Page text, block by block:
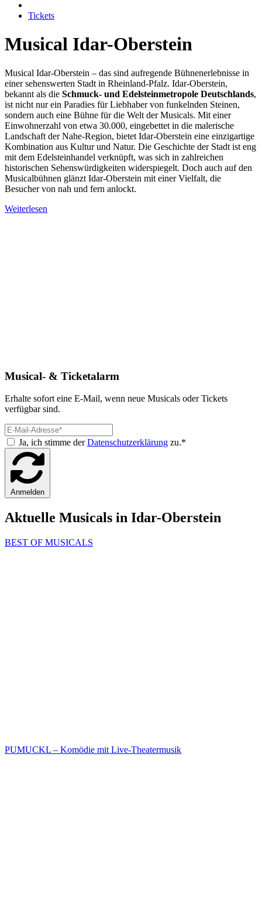
Tickets
Musical Idar-Oberstein
Musical Idar-Oberstein – das sind aufregende Bühnenerlebnisse in
einer sehenswerten Stadt in Rheinland-Pfalz. Idar-Oberstein,
bekannt als die Schmuck- und Edelsteinmetropole Deutschlands,
ist nicht nur ein Paradies für Liebhaber von funkelnden Steinen,
sondern auch eine Bühne für die Welt der Musicals. Mit einer
Einwohnerzahl von etwa 30.000, eingebettet in die malerische
Landschaft der Nahe-Region, bietet Idar-Oberstein eine einzigartige
Kombination aus Kultur und Natur. Die Geschichte der Stadt ist eng
mit dem Edelsteinhandel verknüpft, was sich in zahlreichen
historischen Sehenswürdigkeiten widerspiegelt. Doch auch auf den
Musicalbühnen glänzt Idar-Oberstein mit einer Vielfalt, die
Besucher von nah und fern anlockt.
Weiterlesen
Musical- & Ticketalarm
Erhalte sofort eine E-Mail, wenn neue Musicals oder Tickets
verfügbar sind.
Ja, ich stimme derDatenschutzerklärung zu.*
Anmelden
Aktuelle Musicals in Idar-Oberstein
BEST OF MUSICALS
PUMUCKL – Komödie mit Live-Theatermusik